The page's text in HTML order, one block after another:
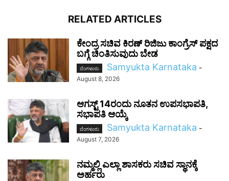
RELATED ARTICLES
ಕೇಂದ್ರ ಸಚಿವ ಕಿರಣ್ ರಿಜಿಜು ಕಾಂಗ್ರೆಸ್ ಪಕ್ಷದ
ಬಗ್ಗೆ ಚಿಂತಿಸುವುದು ಬೇಡ
ಬೆಂಗಳೂರು Samyukta Karnataka -
August 8, 2026
ಆಗಸ್ಟ್ 14ರಂದು ನೂತನ ಉಪಸಭಾಪತಿ,
ಸಭಾಪತಿ ಆಯ್ಕೆ
ಬೆಂಗಳೂರು Samyukta Karnataka -
August 7, 2026
ನಮ್ಮಲ್ಲಿ ಎಲ್ಲಾ ಶಾಸಕರು ಸಚಿವ ಸ್ಥಾನಕ್ಕೆ
ಅರ್ಹರು